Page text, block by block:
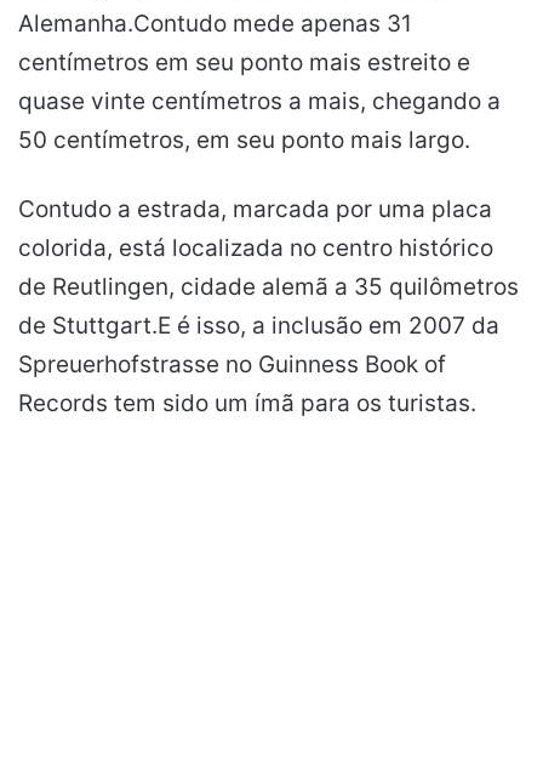
Alemanha.Contudo mede apenas 31
centímetros em seu ponto mais estreito e
quase vinte centímetros a mais, chegando a
50 centímetros, em seu ponto mais largo.
Contudo a estrada, marcada por uma placa
colorida, está localizada no centro histórico
de Reutlingen, cidade alemã a 35 quilômetros
de Stuttgart.E é isso, a inclusão em 2007 da
Spreuerhofstrasse no Guinness Book of
Records tem sido um ímã para os turistas.